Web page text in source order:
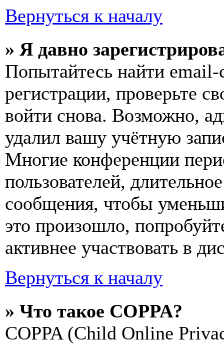
Вернуться к началу
» Я давно
Попытайтесь найти
регистрации, проверьте
войти снова. Возможно,
удалил вашу учётную
Многие конференции
пользователей,
сообщения, чтобы
это произошло,
активнее участвовать в
Вернуться к началу
» Что такое COPPA?
COPPA (Child Online